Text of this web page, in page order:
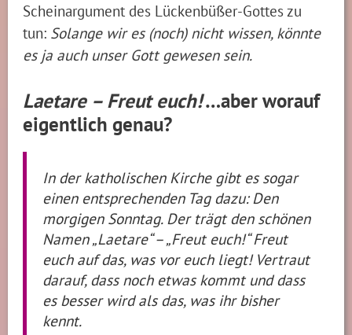
Scheinargument des Lückenbüßer-Gottes zu
tun: Solange wir es (noch) nicht wissen, könnte
es ja auch unser Gott gewesen sein.
Laetare – Freut euch!…aber worauf
eigentlich genau?
In der katholischen Kirche gibt es sogar
einen entsprechenden Tag dazu: Den
morgigen Sonntag. Der trägt den schönen
Namen „Laetare“ – „Freut euch!“ Freut
euch auf das, was vor euch liegt! Vertraut
darauf, dass noch etwas kommt und dass
es besser wird als das, was ihr bisher
kennt.